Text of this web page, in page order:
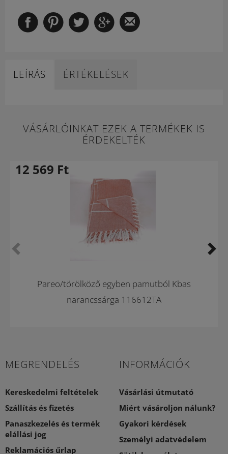
LEÍRÁS ÉRTÉKELÉSEK
VÁSÁRLÓINKAT EZEK A TERMÉKEK IS
ÉRDEKELTÉK
Pareo/törölköző egyben pamutból Kbas
narancssárga 116612TA
12 569 Ft
MEGRENDELÉS
Kereskedelmi feltételek
Szállítás és fizetés
Panaszkezelés és termék
elállási jog
Reklamációs űrlap
INFORMÁCIÓK
Vásárlási útmutató
Miért vásároljon nálunk?
Gyakori kérdések
Személyi adatvédelem